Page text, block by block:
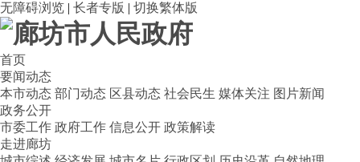
无障碍浏览 | 长者专版 | 切换繁体版
首页
要闻动态
本市动态 部门动态 区县动态 社会民生 媒体关注 图片新闻
政务公开
市委工作 政府工作 信息公开 政策解读
走进廊坊